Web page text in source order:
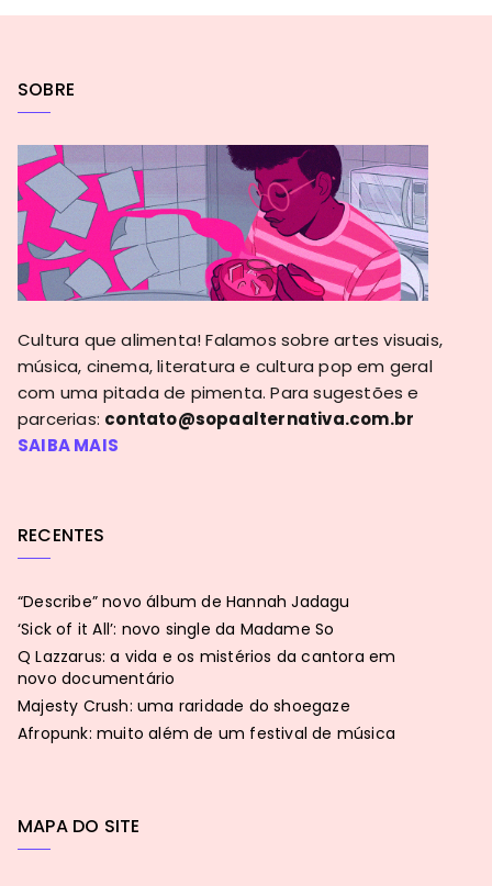
SOBRE
Cultura que alimenta! Falamos sobre artes visuais,
música, cinema, literatura e cultura pop em geral
com uma pitada de pimenta. Para sugestões e
parcerias: contato@sopaalternativa.com.br
SAIBA MAIS
RECENTES
“Describe” novo álbum de Hannah Jadagu
‘Sick of it All’: novo single da Madame So
Q Lazzarus: a vida e os mistérios da cantora em
novo documentário
Majesty Crush: uma raridade do shoegaze
Afropunk: muito além de um festival de música
MAPA DO SITE